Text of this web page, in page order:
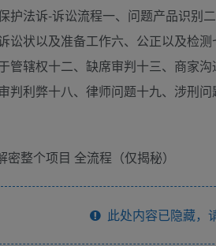
护法诉-诉讼流程一、问题产品识别
讼状以及准备工作六、公正以及检
管辖权十二、缺席审判十三、商家
判利弊十八、律师问题十九、涉刑
此处内容已隐藏，